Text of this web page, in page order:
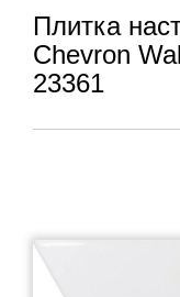
Плитка
Chevron
23361